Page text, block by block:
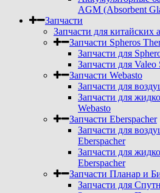
AGM (Absorbent
Запчасти
Запчасти для китайских
Запчасти Spheros
Запчасти для
Запчасти для
Запчасти Webasto
Запчасти для
Запчасти для
Webasto
Запчасти Eberspacher
Запчасти для
Eberspacher
Запчасти для
Eberspacher
Запчасти Планар и
Запчасти для